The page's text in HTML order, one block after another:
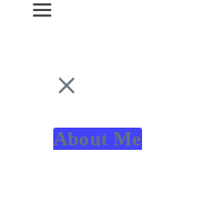
About Me